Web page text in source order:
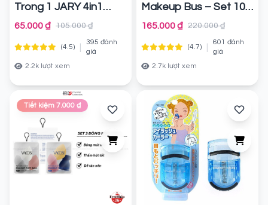
Trong 1 JARY 4in1
Lash Bond & Remover
65.000 ₫ 105.000 ₫
(4.5)
395 đánh
giá
2.2k lượt xem
Makeup Bus – Set 10
cây – Màu cầu hồng +
Túi đựng da PU
Chính hãng
165.000 ₫ 220.000 ₫
(4.7)
601 đánh
giá
2.7k lượt xem
Tiết kiệm 7.000 ₫